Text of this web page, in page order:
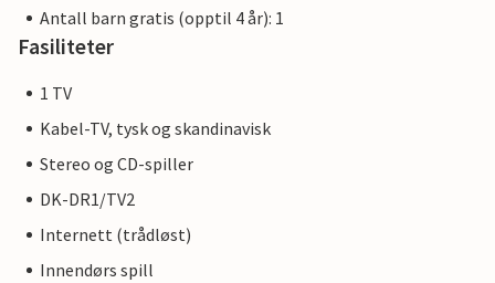
Antall barn gratis (opptil 4 år): 1
Fasiliteter
1 TV
Kabel-TV, tysk og skandinavisk
Stereo og CD-spiller
DK-DR1/TV2
Internett (trådløst)
Innendørs spill